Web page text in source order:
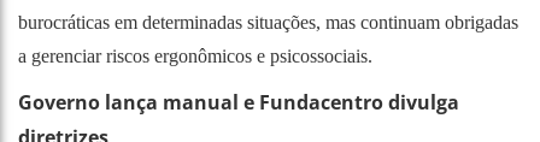
burocráticas em determinadas situações, mas continuam obrigadas
a gerenciar riscos ergonômicos e psicossociais.
Governo lança manual e Fundacentro divulga